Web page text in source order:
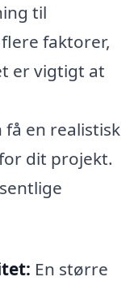
til
faktorer,
er vigtigt at
en realistisk
dit projekt.
En større